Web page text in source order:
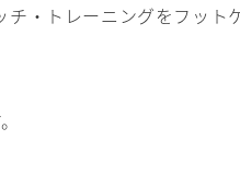
・トレーニングをフット